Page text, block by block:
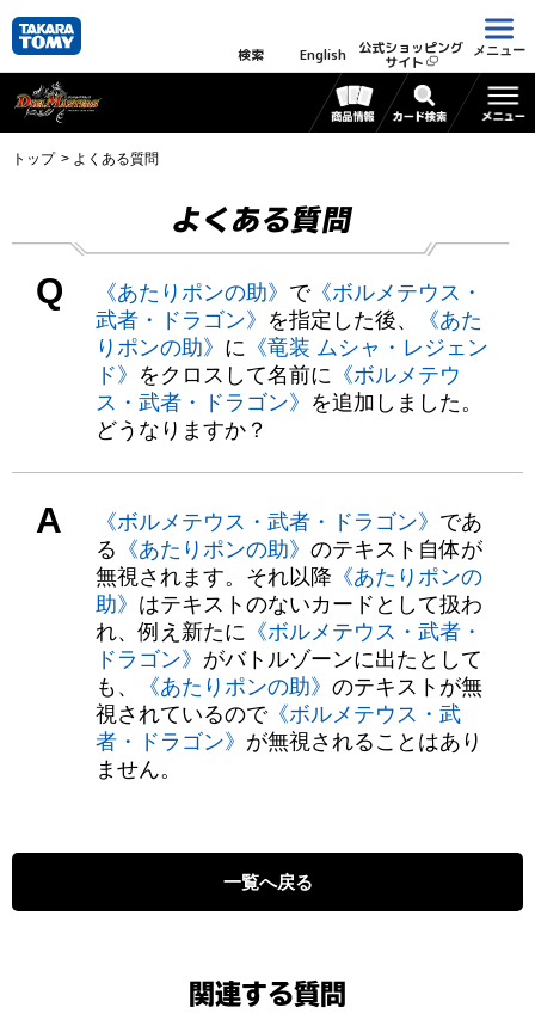
検索 English 公式ショッピング
サイト
メニュー
トップ よくある質問
よくある質問
Q 《あたりポンの助》 で《ボルメテウス・
武者・ドラゴン》 を指定した後、
《あた
りポンの助》 に 《竜装 ムシャ・レジェン
ド》 をクロスして名前に 《ボルメテウ
ス・武者・ドラゴン》 を追加しました。
どうなりますか？
A 《ボルメテウス・武者・ドラゴン》 であ
る 《あたりポンの助》 のテキスト自体が
無視されます。それ以降 《あたりポンの
助》 はテキストのないカードとして扱わ
れ、例え新たに 《ボルメテウス・武者・
ドラゴン》 がバトルゾーンに出たとして
も、
《あたりポンの助》 のテキストが無
視されているので《ボルメテウス・武
者・ドラゴン》 が無視されることはあり
ません。
一覧へ戻る
関連する質問